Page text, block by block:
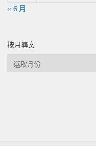
« 6 月
按月尋文
按